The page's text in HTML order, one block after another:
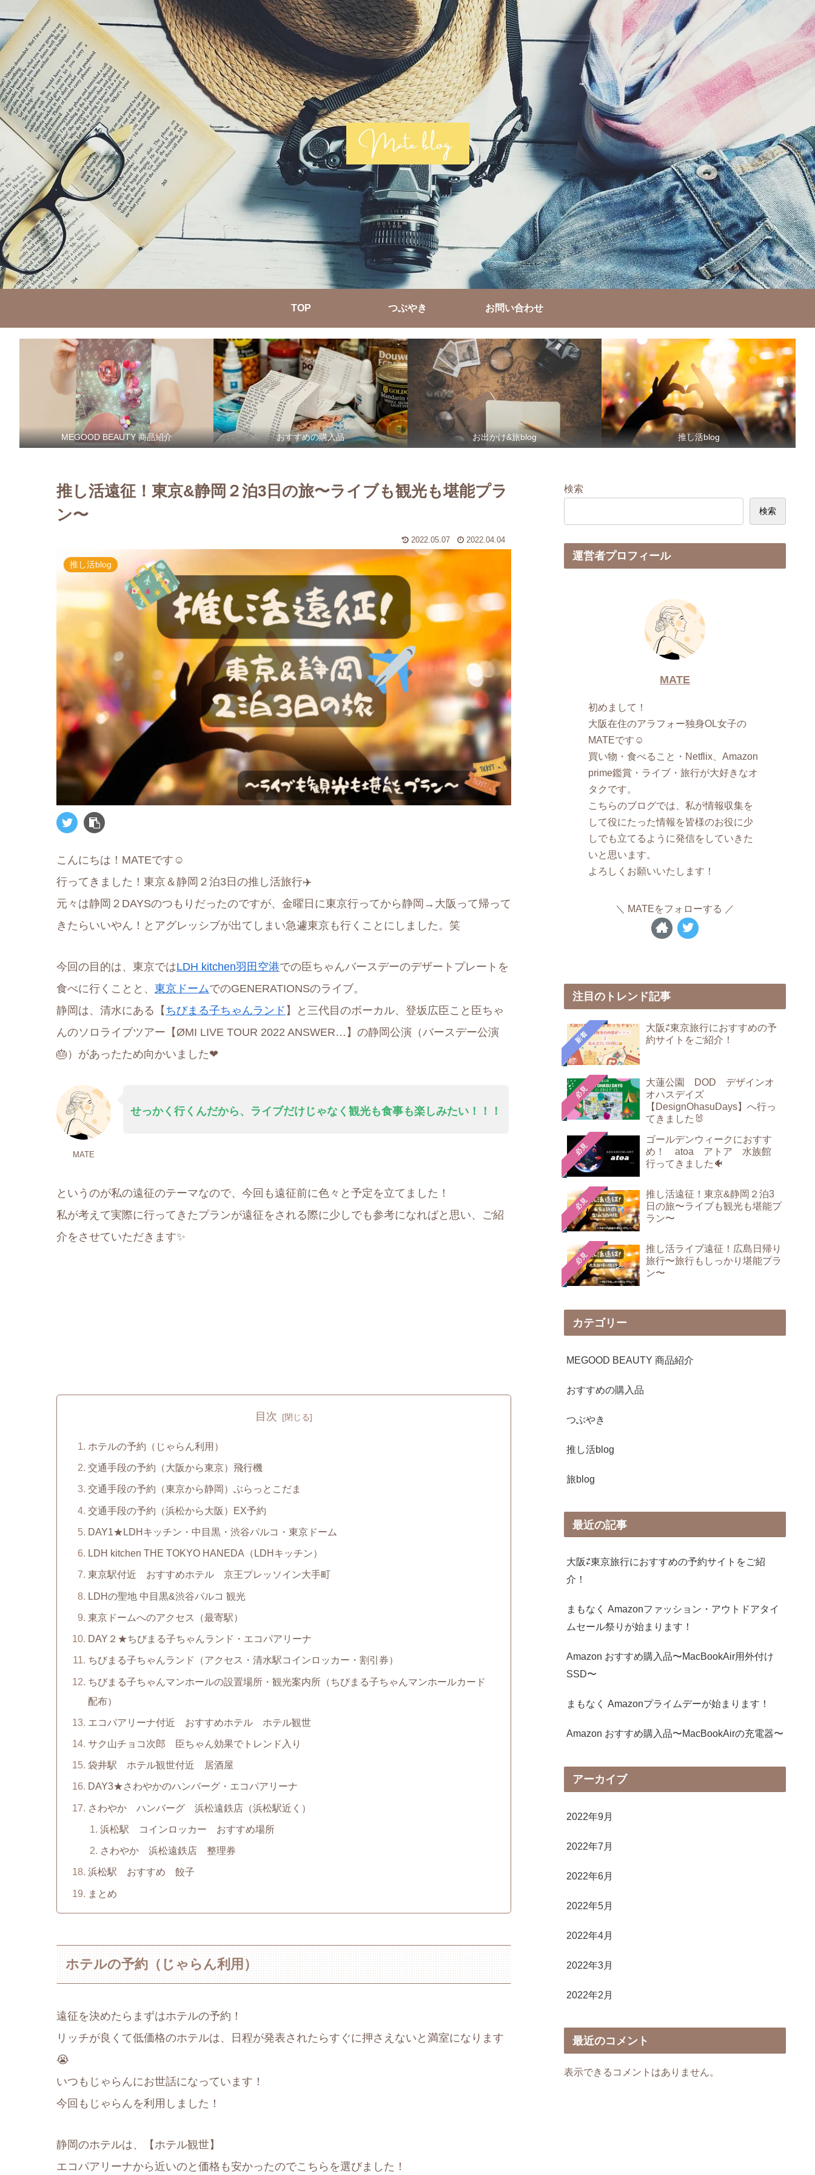
TOP つぶやき お問い合わせ
MEGOOD BEAUTY 商品紹介 おすすめの購入品 お出かけ&旅blog 推し活blog
推し活遠征！東京&静岡２泊3日の旅〜ライブも観光も堪能プラ
ン〜
2022.05.07 2022.04.04
推し活blog
こんにちは！MATEです☺︎
行ってきました！東京＆静岡２泊3日の推し活旅行✈️
元々は静岡２DAYSのつもりだったのですが、金曜日に東京行ってから静岡→大阪って帰って
きたらいいやん！とアグレッシブが出てしまい急遽東京も行くことにしました。笑
今回の目的は、東京ではLDH kitchen羽田空港での臣ちゃんバースデーのデザートプレートを
食べに行くことと、 東京ドームでのGENERATIONSのライブ。
静岡は、清水にある【 ちびまる子ちゃんランド 】と三代目のボーカル、登坂広臣こと臣ちゃ
んのソロライブツアー【ØMI LIVE TOUR 2022 ANSWER…】の静岡公演（バースデー公演
🎂）があったため向かいました❤︎
MATE
せっかく行く んだから、ライブだけじゃなく観光も食事も楽しみたい！！！
というのが私の遠征のテーマなので、今回も遠征前に色々と予定を立てました！
私が考えて実際に行ってきたプランが遠征をされる際に少しでも参考になればと思い、ご紹
介をさせていただきます✨
目次
ホテルの予約（じゃらん利用）
交通手段の予約（大阪から東京）飛行機
交通手段の予約（東京から静岡）ぶらっとこだま
交通手段の予約（浜松から大阪）EX予約
DAY1★LDHキッチン・中目黒・渋谷パルコ・東京ドーム
LDH kitchen THE TOKYO HANEDA（LDHキッチン）
東京駅付近 おすすめホテル 京王プレッソイン大手町
LDHの聖地 中目黒&渋谷パルコ 観光
東京ドームへのアクセス（最寄駅）
DAY２★ちびまる子ちゃんランド・エコパアリーナ
ちびまる子ちゃんランド（アクセス・清水駅コインロッカー・割引券）
ちびまる子ちゃんマンホールの設置場所・観光案内所（ちびまる子ちゃんマンホールカード
配布）
エコパアリーナ付近 おすすめホテル ホテル観世
サク山チョコ次郎 臣ちゃん効果でトレンド入り
袋井駅 ホテル観世付近 居酒屋
DAY3★さわやかのハンバーグ・エコパアリーナ
さわやか ハンバーグ 浜松遠鉄店（浜松駅近く）
浜松駅 コインロッカー おすすめ場所
さわやか 浜松遠鉄店 整理券
浜松駅 おすすめ 餃子
まとめ
ホテルの予約（じゃらん利用）
遠征を決めたらまずはホテルの予約！
リッチが良くて低価格のホテルは、日程が発表されたらすぐに押さえないと満室になります
😭
いつもじゃらんにお世話になっています！
今回もじゃらんを利用しました！
静岡のホテルは、【ホテル観世】
エコパアリーナから近いのと価格も安かったのでこちらを選びました！
検索
検索
運営者プロフィール
MATE
初めまして！
大阪在住のアラフォー独身OL女子の
MATEです☺︎
買い物・食べること・Netflix、Amazon
prime鑑賞・ライブ・旅行が大好きなオ
タクです。
こちらのブログでは、私が情報収集を
して役にたった情報を皆様のお役に少
しでも立てるように発信をしていきた
いと思います。
よろしくお願いいたします！
MATEをフォローする
注目のトレンド記事
新着
大阪⇄東京旅行におすすめの予
約サイトをご紹介！
必見
大蓮公園 DOD デザインオ
オハスデイズ
【DesignOhasuDays】へ行っ
てきました🐰
必見
ゴールデンウィークにおすす
め！ atoa アトア 水族館
行ってきました🐠
必見
推し活遠征！東京&静岡２泊3
日の旅〜ライブも観光も堪能プ
ラン〜
必見
推し活ライブ遠征！広島日帰り
旅行〜旅行もしっかり堪能プラ
ン〜
カテゴリー
MEGOOD BEAUTY 商品紹介
おすすめの購入品
つぶやき
推し活blog
旅blog
最近の記事
大阪⇄東京旅行におすすめの予約サイトをご紹
介！
まもなく Amazonファッション・アウトドアタイ
ムセール祭りが始まります！
Amazon おすすめ購入品〜MacBookAir用外付け
SSD〜
まもなく Amazonプライムデーが始まります！
Amazon おすすめ購入品〜MacBookAirの充電器〜
アーカイブ
2022年9月
2022年7月
2022年6月
2022年5月
2022年4月
2022年3月
2022年2月
最近のコメント
表示できるコメントはありません。